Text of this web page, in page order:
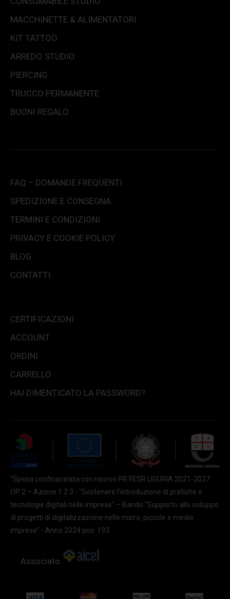
MACCHINETTE & ALIMENTATORI
KIT TATTOO
ARREDO STUDIO
PIERCING
TRUCCO PERMANENTE
BUONI REGALO
FAQ – DOMANDE FREQUENTI
SPEDIZIONE E CONSEGNA
TERMINI E CONDIZIONI
PRIVACY E COOKIE POLICY
BLOG
CONTATTI
CERTIFICAZIONI
ACCOUNT
ORDINI
CARRELLO
HAI DIMENTICATO LA PASSWORD?
“Spesa coofinanziata con risorse PR FESR LIGURIA 2021-2027
OP 2 – Azione 1.2.3 - "Sostenere l'introduzione di pratiche e
tecnologie digitali nelle imprese” – Bando “Supporto allo sviluppo
di progetti di digitalizzazione nelle micro, piccole e medie
imprese” - Anno 2024 pos. 193
Associato